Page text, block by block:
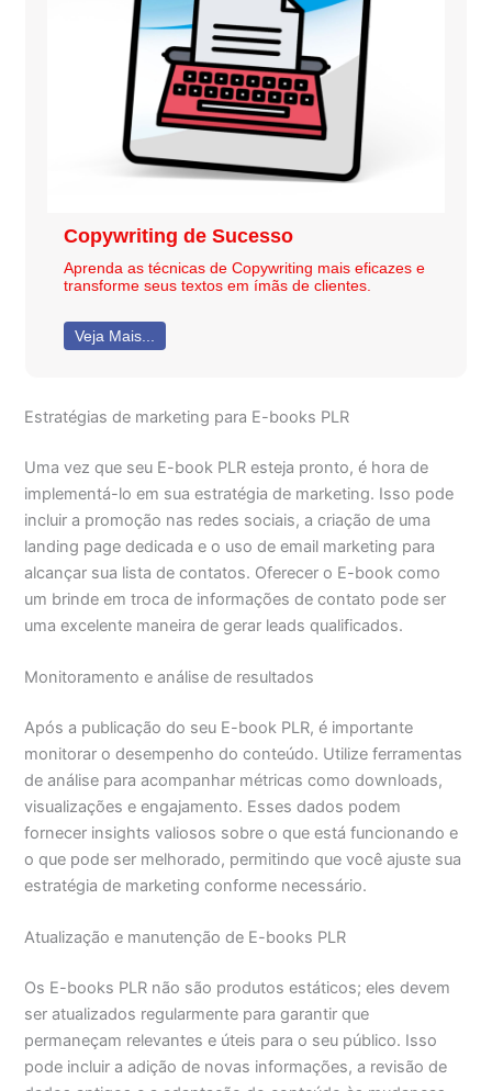
Copywriting de Sucesso
Aprenda as técnicas de Copywriting mais eficazes e
transforme seus textos em ímãs de clientes.
Veja Mais...
Estratégias de marketing para E-books PLR
Uma vez que seu E-book PLR esteja pronto, é hora de
implementá-lo em sua estratégia de marketing. Isso pode
incluir a promoção nas redes sociais, a criação de uma
landing page dedicada e o uso de email marketing para
alcançar sua lista de contatos. Oferecer o E-book como
um brinde em troca de informações de contato pode ser
uma excelente maneira de gerar leads qualificados.
Monitoramento e análise de resultados
Após a publicação do seu E-book PLR, é importante
monitorar o desempenho do conteúdo. Utilize ferramentas
de análise para acompanhar métricas como downloads,
visualizações e engajamento. Esses dados podem
fornecer insights valiosos sobre o que está funcionando e
o que pode ser melhorado, permitindo que você ajuste sua
estratégia de marketing conforme necessário.
Atualização e manutenção de E-books PLR
Os E-books PLR não são produtos estáticos; eles devem
ser atualizados regularmente para garantir que
permaneçam relevantes e úteis para o seu público. Isso
pode incluir a adição de novas informações, a revisão de